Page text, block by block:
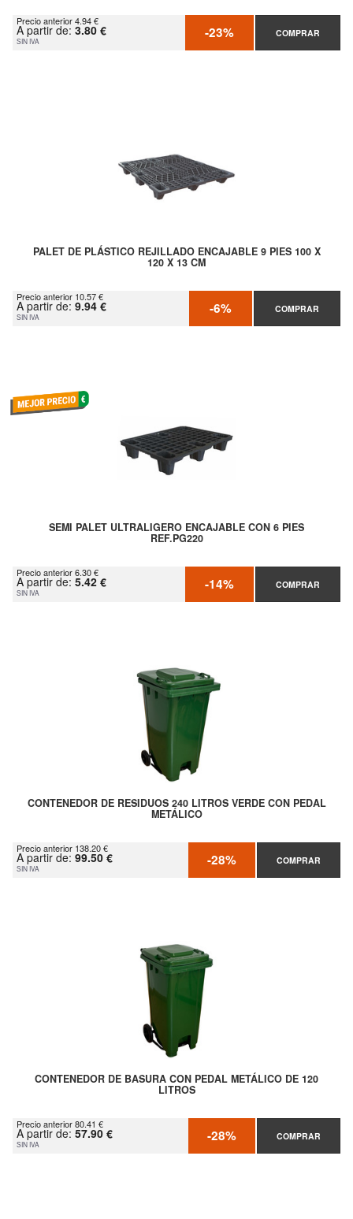
Precio anterior 4.94 €
A partir de: 3.80 €
SIN IVA -23% COMPRAR
PALET DE PLÁSTICO REJILLADO ENCAJABLE 9 PIES 100 X
120 X 13 CM
Precio anterior 10.57 €
A partir de: 9.94 €
SIN IVA -6% COMPRAR
SEMI PALET ULTRALIGERO ENCAJABLE CON 6 PIES
REF.PG220
Precio anterior 6.30 €
A partir de: 5.42 €
SIN IVA -14% COMPRAR
CONTENEDOR DE RESIDUOS 240 LITROS VERDE CON PEDAL
METÁLICO
Precio anterior 138.20 €
A partir de: 99.50 €
SIN IVA -28% COMPRAR
CONTENEDOR DE BASURA CON PEDAL METÁLICO DE 120
LITROS
Precio anterior 80.41 €
A partir de: 57.90 €
SIN IVA -28% COMPRAR